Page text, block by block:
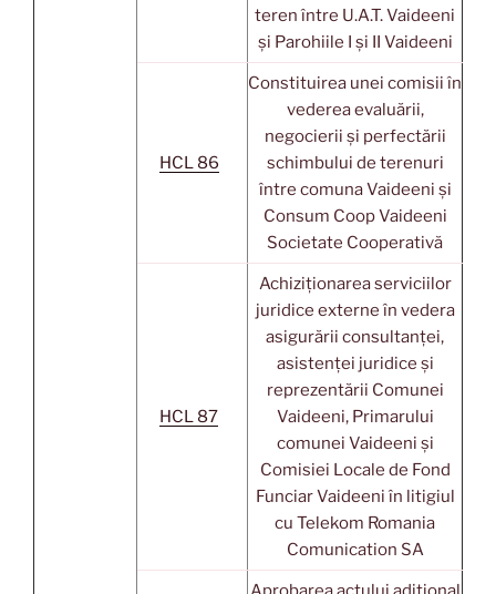
teren între U.A.T. Vaideeni
și Parohiile I și II Vaideeni
HCL 86
Constituirea unei comisii în
vederea evaluării,
negocierii și perfectării
schimbului de terenuri
între comuna Vaideeni și
Consum Coop Vaideeni
Societate Cooperativă
HCL 87
Achiziționarea serviciilor
juridice externe în vedera
asigurării consultanței,
asistenței juridice și
reprezentării Comunei
Vaideeni, Primarului
comunei Vaideeni și
Comisiei Locale de Fond
Funciar Vaideeni în litigiul
cu Telekom Romania
Comunication SA